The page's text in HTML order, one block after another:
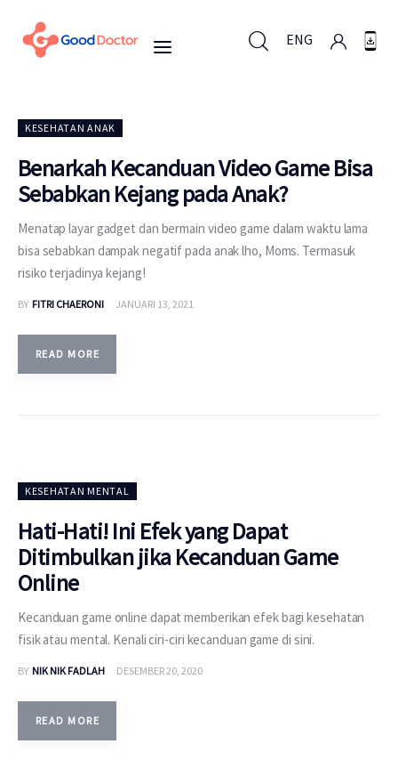
ENG
Untuk Bisnis
Untuk Anda
Berita
Layanan
KESEHATAN ANAK
Benarkah Kecanduan Video Game Bisa
Sebabkan Kejang pada Anak?
Menatap layar gadget dan bermain video game dalam waktu lama
bisa sebabkan dampak negatif pada anak lho, Moms. Termasuk
risiko terjadinya kejang!
BY FITRI CHAERONI JANUARI 13, 2021
READ MORE
KESEHATAN MENTAL
Hati-Hati! Ini Efek yang Dapat
Ditimbulkan jika Kecanduan Game
Online
Kecanduan game online dapat memberikan efek bagi kesehatan
fisik atau mental. Kenali ciri-ciri kecanduan game di sini.
BY NIK NIK FADLAH DESEMBER 20, 2020
READ MORE